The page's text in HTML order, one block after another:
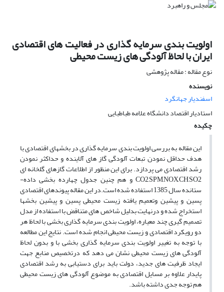
اولویت بندی سرمایه گذاری در فعالیت های اقتصادی
ایران با لحاظ آلودگی های زیست محیطی
نوع مقاله : مقاله پژوهشی
نویسنده
اسفندیار جهانگرد
استادیار اقتصاد دانشگاه علامه طباطبایی
چکیده
این مقاله به بررسی اولویت بندی سرمایه گذاری در بخشهای اقتصادی با
هدف حداقل نمودن تبعات آلودگی گاز های آلاینده و حداکثر نمودن
رشد اقتصادی می پردازد. برای این منظور از اطلاعات گازهای گلخانه ای
CO2,SPM,NOX,CH,SO2 و هم چنین جدول چهارده بخشی داده-
ستانده سال 1385 استفاده شده است.در این مقاله پیوندهای اقتصادی
پسین و پیشین وتعمیم یافته زیست محیطی پسین و پیشین بخشها
استخراج شده و درنهایت بدلیل شاخص های متناقض با استفاده از مدل
تصمیم گیری چند معیاره، اولویت بندی سرمایه گذاری بخشی با لحاظ هر
دو رویکرد اقتصادی و زیست محیطی انجام شده است. نتایج این مطالعه
با توجه به تغییر اولویت بندی سرمایه گذاری بخشی با و بدون لحاظ
آلودگی های زیست محیطی نشان می دهد که درتخصیص منابع جهت
ایجاد ظرفیت های جدید، دولت باید برای دستیابی به رشد اقتصادی
پایدار علاوه بر مسایل اقتصادی به موضوع آلودگی های زیست محیطی
هم توجه جدی داشته باشد.